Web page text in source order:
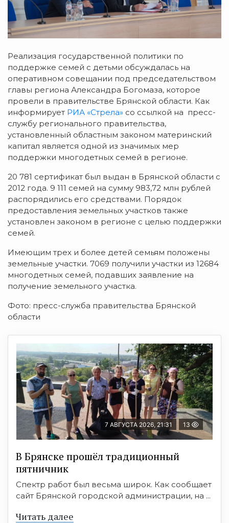
Реализация государственной политики по
поддержке семей с детьми обсуждалась на
оперативном совещании под председательством
главы региона Александра Богомаза, которое
провели в правительстве Брянской области. Как
информирует РИА «Стрела» со ссылкой на пресс-
службу регионального правительства,
установленный областным законом материнский
капитал является одной из значимых мер
поддержки многодетных семей в регионе.
20 781 сертификат был выдан в Брянской области с
2012 года. 9 111 семей на сумму 983,72 млн рублей
распорядились его средствами. Порядок
предоставления земельных участков также
установлен законом в регионе с целью поддержки
семей.
Имеющим трех и более детей семьям положены
земельные участки. 7069 получили участки из 12684
многодетных семей, подавших заявление на
получение земельного участка.
Фото: пресс-служба правительства Брянской
области
7 АВГУСТА 2026, 21:31 13
В Брянске прошёл традиционный
пятничник
Спектр работ был весьма широк. Как сообщает
сайт Брянской городской администрации, на ...
Читать далее